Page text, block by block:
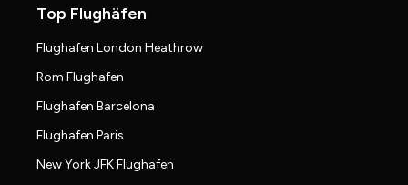
Top Flughäfen
Flughafen London Heathrow
Rom Flughafen
Flughafen Barcelona
Flughafen Paris
New York JFK Flughafen